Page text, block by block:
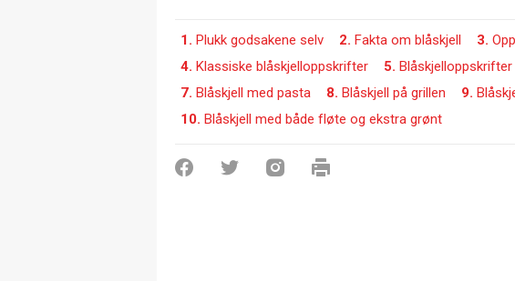
1. Plukk godsakene selv 2. Fakta om blåskjell 3.
4. Klassiske blåskjelloppskrifter 5.
7. Blåskjell med pasta 8. Blåskjell på grillen 9.
10. Blåskjell med både fløte og ekstra grønt